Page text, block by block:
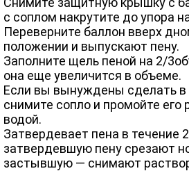
с соплом накрутите до упора
Переверните баллон вверх
положении и выпускают пену.
Заполните щель пеной на 2/
она еще увеличится в объеме.
Если вы вынуждены сделать в
снимите сопло и промойте его
водой.
Затвердевает пена в
затвердевшую пену срезают
застывшую — снимают